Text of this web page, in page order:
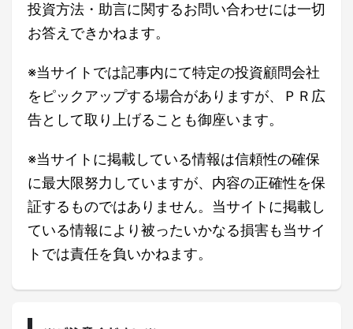
投資方法・助言に関するお問い合わせには一切
お答えできかねます。
※当サイトでは記事内にて特定の投資顧問会社
をピックアップする場合がありますが、ＰＲ広
告として取り上げることも御座います。
※当サイトに掲載している情報は信頼性の確保
に最大限努力していますが、内容の正確性を保
証するものではありません。当サイトに掲載し
ている情報により被ったいかなる損害も当サイ
トでは責任を負いかねます。